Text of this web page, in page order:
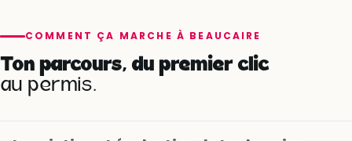
COMMENT ÇA MARCHE À BEAUCAIRE
Ton parcours, du premier clic
au permis.